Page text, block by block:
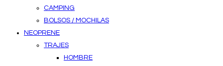
CAMPING
BOLSOS / MOCHILAS
NEOPRENE
TRAJES
HOMBRE